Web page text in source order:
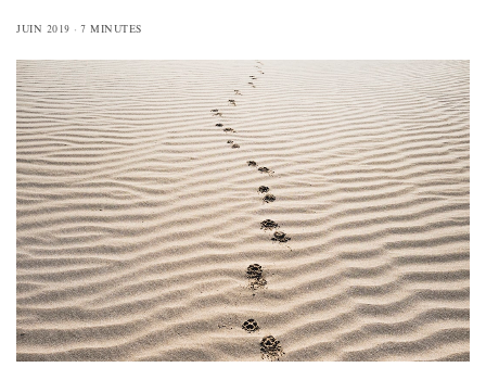
JUIN 2019 7 MINUTES